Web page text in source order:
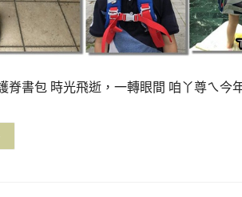
脊書包 時光飛逝，一轉眼間 咱丫尊ㄟ